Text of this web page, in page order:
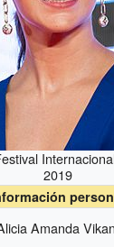
2019
Amanda